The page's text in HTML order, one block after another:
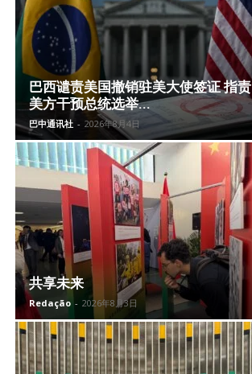
巴西谴责美国撤销驻美大使签证 指责
美方干预总统选举...
巴中通讯社 - 2026年8月4日
共享未来
Redação - 2026年8月3日